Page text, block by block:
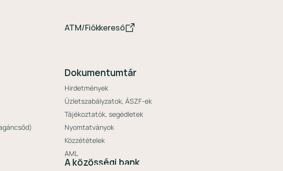
ATM/Fiókkereső
Dokumentumtár
Hirdetmények
Üzletszabályzatok, ÁSZF-ek
Tájékoztatók, segédletek
Nyomtatványok
Közzétételek
AML
A közösségi bank